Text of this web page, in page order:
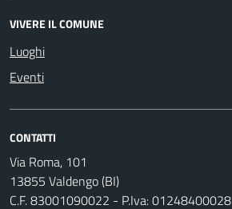
VIVERE IL COMUNE
Luoghi
Eventi
CONTATTI
Via Roma, 101
13855 Valdengo (BI)
C.F. 83001090022 - P.Iva: 01248400028